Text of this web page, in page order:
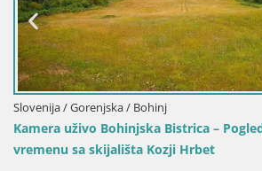
Italija / Trentino-Južni Tirol /
Web kamera Terenten
Pusteria